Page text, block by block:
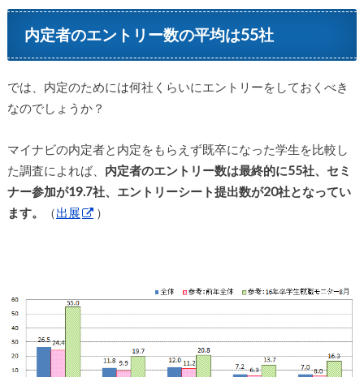
内定者のエントリー数の平均は55社
では、内定のためには何社くらいにエントリーをしておくべき
なのでしょうか？
マイナビの内定者と内定をもらえず既卒になった学生を比較し
た調査によれば、 内定者のエントリー数は最終的に55社、セミ
ナー参加が19.7社、エントリーシート提出数が20社となってい
ます。
（出展 ）